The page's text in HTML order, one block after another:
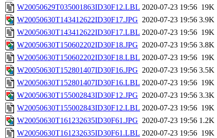
W20050629T035001863ID30F12.LBL 2020-07-23 19:56 19K
W20050630T143412622ID30F17.JPG 2020-07-23 19:56 3.9K
W20050630T143412622ID30F17.LBL 2020-07-23 19:56 19K
W20050630T150602202ID30F18.JPG 2020-07-23 19:56 3.8K
W20050630T150602202ID30F18.LBL 2020-07-23 19:56 19K
W20050630T152801407ID30F16.JPG 2020-07-23 19:56 3.5K
W20050630T152801407ID30F16.LBL 2020-07-23 19:56 19K
W20050630T155002843ID30F12.JPG 2020-07-23 19:56 3.3K
W20050630T155002843ID30F12.LBL 2020-07-23 19:56 19K
W20050630T161232635ID30F61.JPG 2020-07-23 19:56 1.2K
W20050630T161232635ID30F61.LBL 2020-07-23 19:56 19K